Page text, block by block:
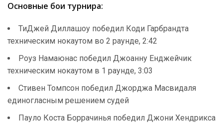
Основные бои турнира:
ТиДжей Диллашоу победил Коди Гарбрандта
техническим нокаутом во 2 раунде, 2:42
Роуз Намаюнас победил Джоанну Енджейчик
техническим нокаутом в 1 раунде, 3:03
Стивен Томпсон победил Джорджа Масвидаля
единогласным решением судей
Пауло Коста Боррачинья победил Джони Хендрикса